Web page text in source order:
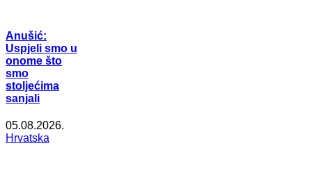
Anušić:
Uspjeli smo u
onome što
smo
stoljećima
sanjali
05.08.2026.
Hrvatska